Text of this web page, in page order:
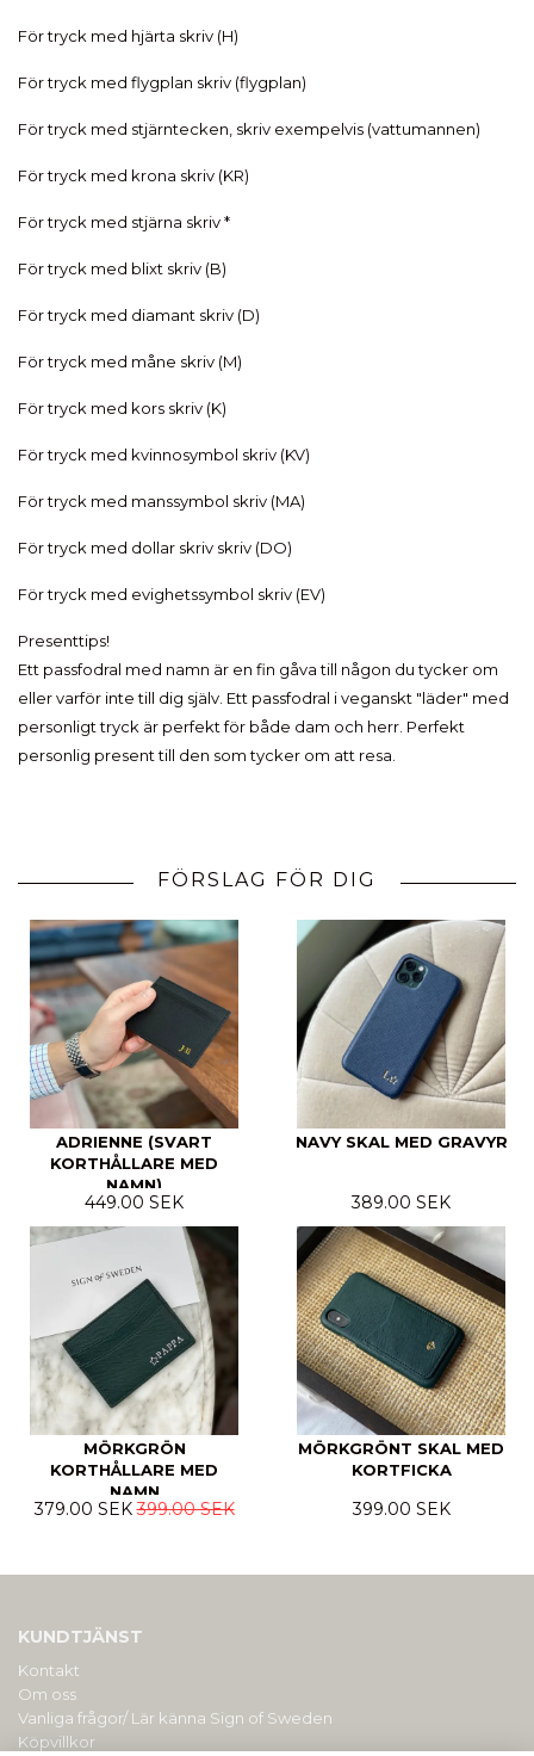
För tryck med hjärta skriv (H)
För tryck med flygplan skriv (flygplan)
För tryck med stjärntecken, skriv exempelvis (vattumannen)
För tryck med krona skriv (KR)
För tryck med stjärna skriv *
För tryck med blixt skriv (B)
För tryck med diamant skriv (D)
För tryck med måne skriv (M)
För tryck med kors skriv (K)
För tryck med kvinnosymbol skriv (KV)
För tryck med manssymbol skriv (MA)
För tryck med dollar skriv skriv (DO)
För tryck med evighetssymbol skriv (EV)
Presenttips!
Ett passfodral med namn är en fin gåva till någon du tycker om
eller varför inte till dig själv. Ett passfodral i veganskt "läder" med
personligt tryck är perfekt för både dam och herr. Perfekt
personlig present till den som tycker om att resa.
FÖRSLAG FÖR DIG
ADRIENNE (SVART
KORTHÅLLARE MED
NAMN)
449.00 SEK
NAVY SKAL MED GRAVYR
389.00 SEK
MÖRKGRÖN
KORTHÅLLARE MED
NAMN
379.00 SEK399.00 SEK
MÖRKGRÖNT SKAL MED
KORTFICKA
399.00 SEK
KUNDTJÄNST
Kontakt
Om oss
Vanliga frågor/ Lär känna Sign of Sweden
Köpvillkor